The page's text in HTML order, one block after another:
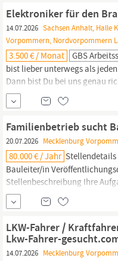
Elektroniker für den
14.07.2026 Sachsen Anhalt, Halle
Vorpommern, Nordvorpommern
3.500 € / Monat GBS
bist lieber unterwegs als
Dann bist Du bei uns genau
Außendienst
aufBaustellenerwarten Dich
unseren Kunden, bei denen
prüfst und wartest.
Familienbetrieb sucht
20.07.2026 Mecklenburg
80.000 € / Jahr
Bauleiter/in
Stellenbeschreibung Ihre
derBaustellen
Einsatzplanung von
Verantwortung für die
Ausführung der
LKW-Fahrer /
Lkw-Fahrer-
14.07.2026 Mecklenburg